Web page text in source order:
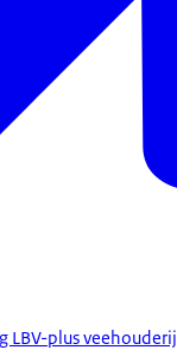
LBV-plus veehouderij